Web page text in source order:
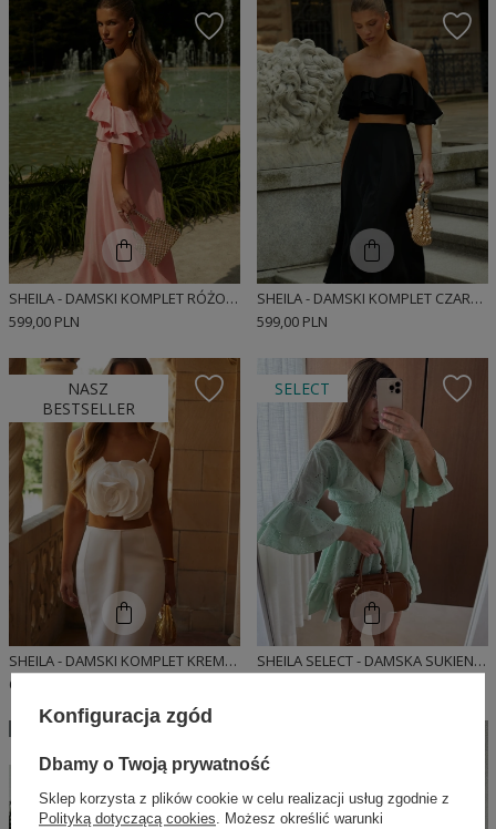
SHEILA - DAMSKI KOMPLET RÓŻOWY GORSETOWY ZE SPÓDNICĄ MIDI 'LEISURE'
599,00 PLN
SHEILA - DAMSKI KOMPLET CZARNY GORSETOWY ZE SPÓDNICĄ MIDI 'IVRESSE'
599,00 PLN
NASZ
BESTSELLER
SHEILA - DAMSKI KOMPLET KREMOWY TOP ZE SPÓDNICZKĄ 'SOLEDAD'
699,00 PLN
SELECT
SHEILA SELECT - DAMSKA SUKIENKA ZIELONA AŻUROWA Z GUMĄ W PASIE 'AFRODYTA GREEN'
Konfiguracja zgód
Dbamy o Twoją prywatność
Sklep korzysta z plików cookie w celu realizacji usług zgodnie z
Polityką dotyczącą cookies. Możesz określić warunki